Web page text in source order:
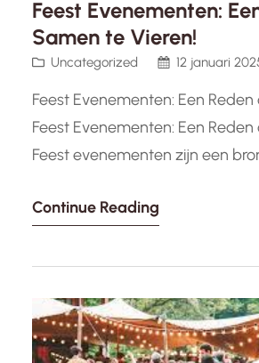
Feest Evenementen:
Samen te Vieren!
Uncategorized 12 januari
Feest Evenementen: Een
Feest Evenementen: Een
Feest evenementen zijn een
leeftijden en achtergronden. Of
een jubileumviering of een
van positiviteit…
Continue Reading